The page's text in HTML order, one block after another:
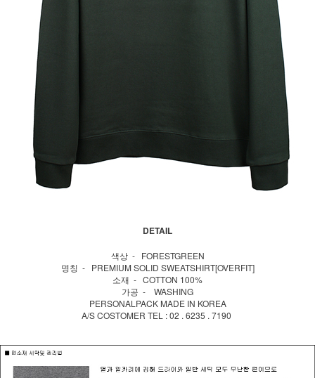
DETAIL
색상 - FORESTGREEN
명칭 - PREMIUM SOLID SWEATSHIRT[OVERFIT]
소재 - COTTON 100%
가공 - WASHING
PERSONALPACK MADE IN KOREA
A/S COSTOMER TEL : 02 . 6235 . 7190